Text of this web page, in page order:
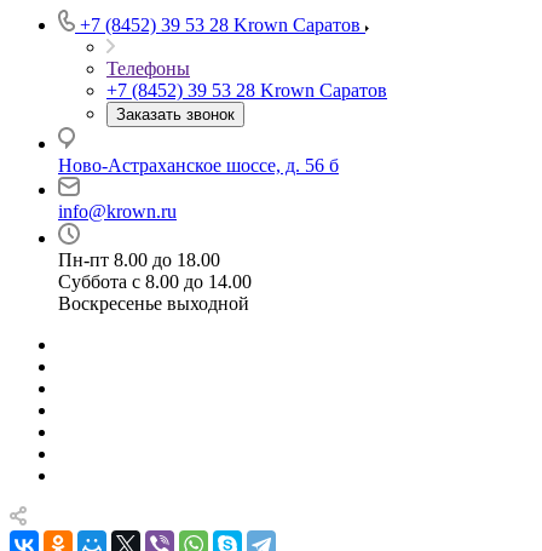
+7 (8452) 39 53 28 Krown Саратов
Телефоны
+7 (8452) 39 53 28 Krown Саратов
Заказать звонок
Ново-Астраханское шоссе, д. 56 б
info@krown.ru
Пн-пт 8.00 до 18.00
Суббота с 8.00 до 14.00
Воскресенье выходной